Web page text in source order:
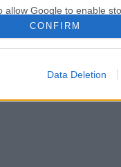
allow Google to enable
allow Google to enable
CONFIRM
Data Deletion
MIKLÓS A
ZSÁMBÉKI NYÁRI